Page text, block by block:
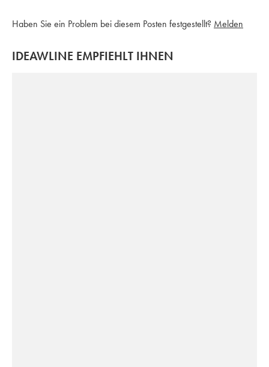
Haben Sie ein Problem bei diesem Posten festgestellt? Melden
IDEAWLINE EMPFIEHLT IHNEN